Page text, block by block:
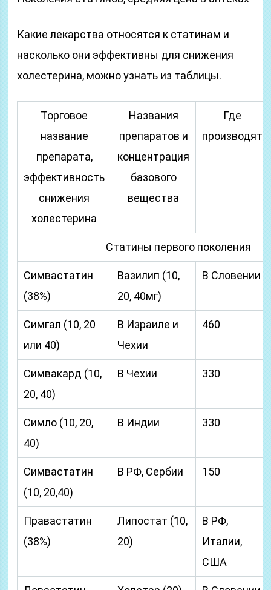
Какие лекарства относятся к статинам и
насколько они эффективны для снижения
холестерина, можно узнать из таблицы.
Торговое
название
препарата,
эффективность
снижения
холестерина
Названия
препаратов и
концентрация
базового
вещества
Где
производят
Статины первого поколения
Симвастатин
(38%)
Вазилип (10,
20, 40мг)
В Словении
Симгал (10, 20
или 40)
В Израиле и
Чехии
460
Симвакард (10,
20, 40)
В Чехии 330
Симло (10, 20,
40)
В Индии 330
Симвастатин
(10, 20,40)
В РФ, Сербии 150
Правастатин
(38%)
Липостат (10,
20)
В РФ,
Италии,
США